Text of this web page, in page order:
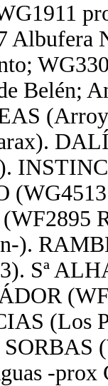
Albufera
Belén;
).
Sª
(Los
-prox